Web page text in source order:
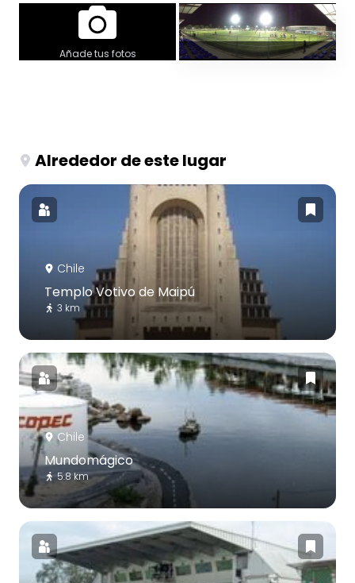
Añade tus fotos
Alrededor de este lugar
Chile
Templo Votivo de Maipú
3 km
Chile
Mundomágico
5.8 km